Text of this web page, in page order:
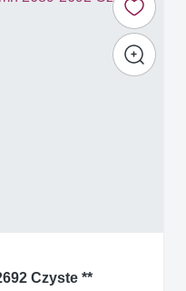
Czyste **